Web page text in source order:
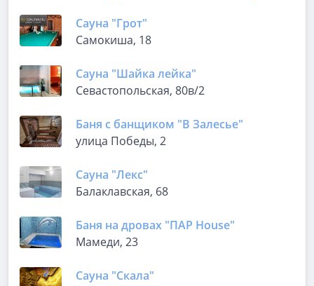
Сауна "Грот"
Самокиша, 18
Сауна "Шайка лейка"
Севастопольская, 80в/2
Баня с банщиком "В Залесье"
улица Победы, 2
Сауна "Лекс"
Балаклавская, 68
Баня на дровах "ПАР House"
Мамеди, 23
Сауна "Скала"